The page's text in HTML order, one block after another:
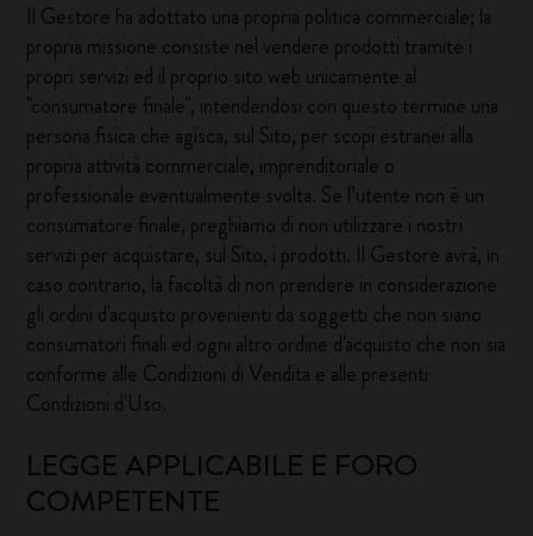
Il Gestore ha adottato una propria politica commerciale; la
propria missione consiste nel vendere prodotti tramite i
propri servizi ed il proprio sito web unicamente al
"consumatore finale", intendendosi con questo termine una
persona fisica che agisca, sul Sito, per scopi estranei alla
propria attività commerciale, imprenditoriale o
professionale eventualmente svolta. Se l’utente non è un
consumatore finale, preghiamo di non utilizzare i nostri
servizi per acquistare, sul Sito, i prodotti. Il Gestore avrà, in
caso contrario, la facoltà di non prendere in considerazione
gli ordini d'acquisto provenienti da soggetti che non siano
consumatori finali ed ogni altro ordine d'acquisto che non sia
conforme alle Condizioni di Vendita e alle presenti
Condizioni d'Uso.
LEGGE APPLICABILE E FORO
COMPETENTE